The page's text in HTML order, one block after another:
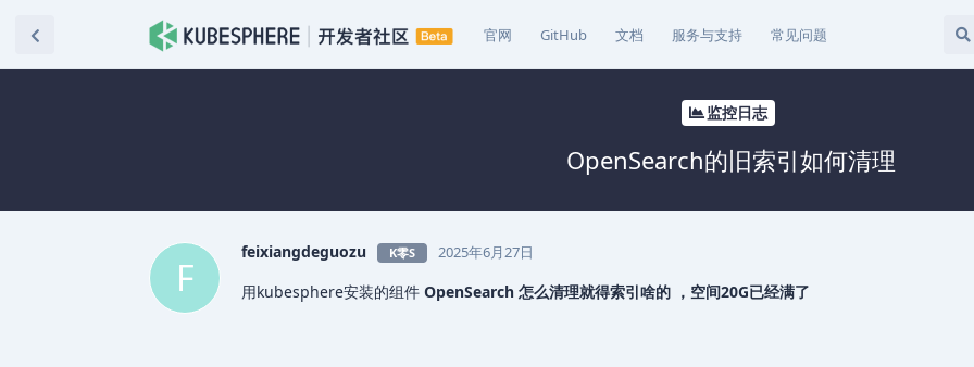
官网 GitHub 文档 服务与支持 常见问题
监控日志
OpenSearch的旧索引如何清理
F
feixiangdeguozu K零S 2025年6月27日
用kubesphere安装的组件 OpenSearch 怎么清理就得索引啥的 ，空间20G已经满了